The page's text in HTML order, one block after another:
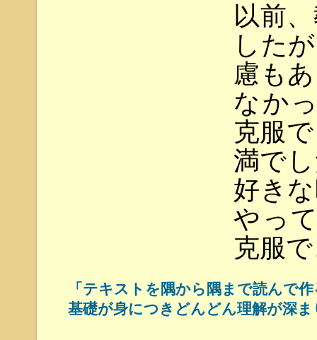
以前
した
慮も
なか
克服
満で
好き
やっ
克服
「テキストを隅から隅まで読んで
基礎が身につきどんどん理解が深